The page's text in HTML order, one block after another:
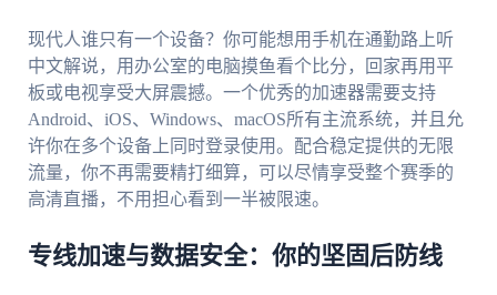
现代人谁只有一个设备？你可能想用手机在通勤路上听
中文解说，用办公室的电脑摸鱼看个比分，回家再用平
板或电视享受大屏震撼。一个优秀的加速器需要支持
Android、iOS、Windows、macOS所有主流系统，并且允
许你在多个设备上同时登录使用。配合稳定提供的无限
流量，你不再需要精打细算，可以尽情享受整个赛季的
高清直播，不用担心看到一半被限速。
专线加速与数据安全：你的坚固后防线